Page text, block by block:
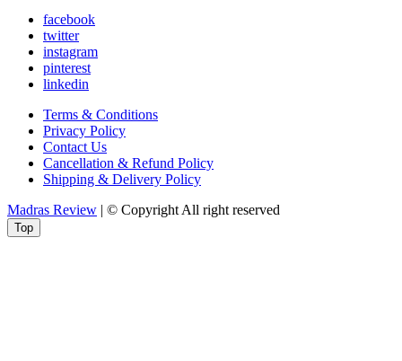
facebook
twitter
instagram
pinterest
linkedin
Terms & Conditions
Privacy Policy
Contact Us
Cancellation & Refund Policy
Shipping & Delivery Policy
Madras Review | © Copyright All right reserved
Top